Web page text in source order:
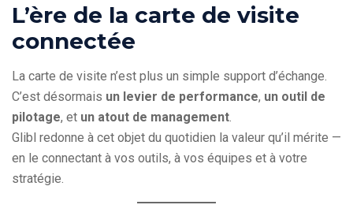
L’ère de la carte de visite
connectée
La carte de visite n’est plus un simple support d’échange.
C’est désormais un levier de performance, un outil de
pilotage, et un atout de management.
Glibl redonne à cet objet du quotidien la valeur qu’il mérite —
en le connectant à vos outils, à vos équipes et à votre
stratégie.